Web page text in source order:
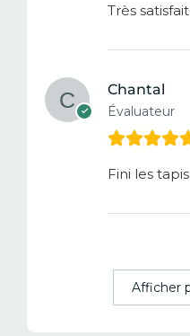
Très
Chantal
Évaluateur
Fini les
Afficher